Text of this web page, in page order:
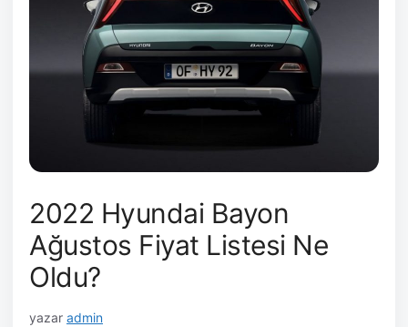
2022 Hyundai Bayon
Ağustos Fiyat Listesi Ne
Oldu?
yazar admin